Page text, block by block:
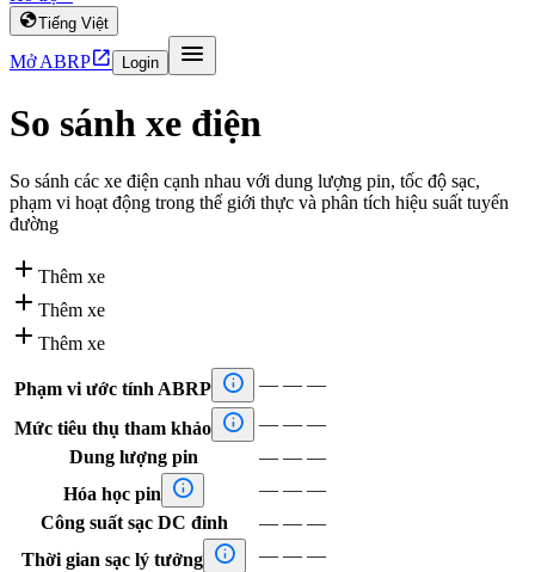
Tiếng Việt
Mở ABRP Login 
So sánh xe điện
So sánh các xe điện cạnh nhau với dung lượng pin, tốc độ sạc,
phạm vi hoạt động trong thế giới thực và phân tích hiệu suất tuyến
đường
 Thêm xe
 Thêm xe
 Thêm xe
Phạm vi ước tính ABRP  — — —
Mức tiêu thụ tham khảo  — — —
Dung lượng pin
— — —
Hóa học pin
 — — —
Công suất sạc DC đỉnh
— — —
Thời gian sạc lý tưởng  — — —